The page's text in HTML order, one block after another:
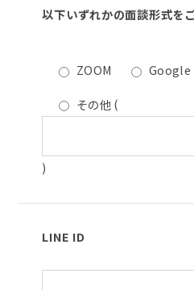
以下いずれかの面談形式を
ZOOM Google
その他(
)
LINE ID